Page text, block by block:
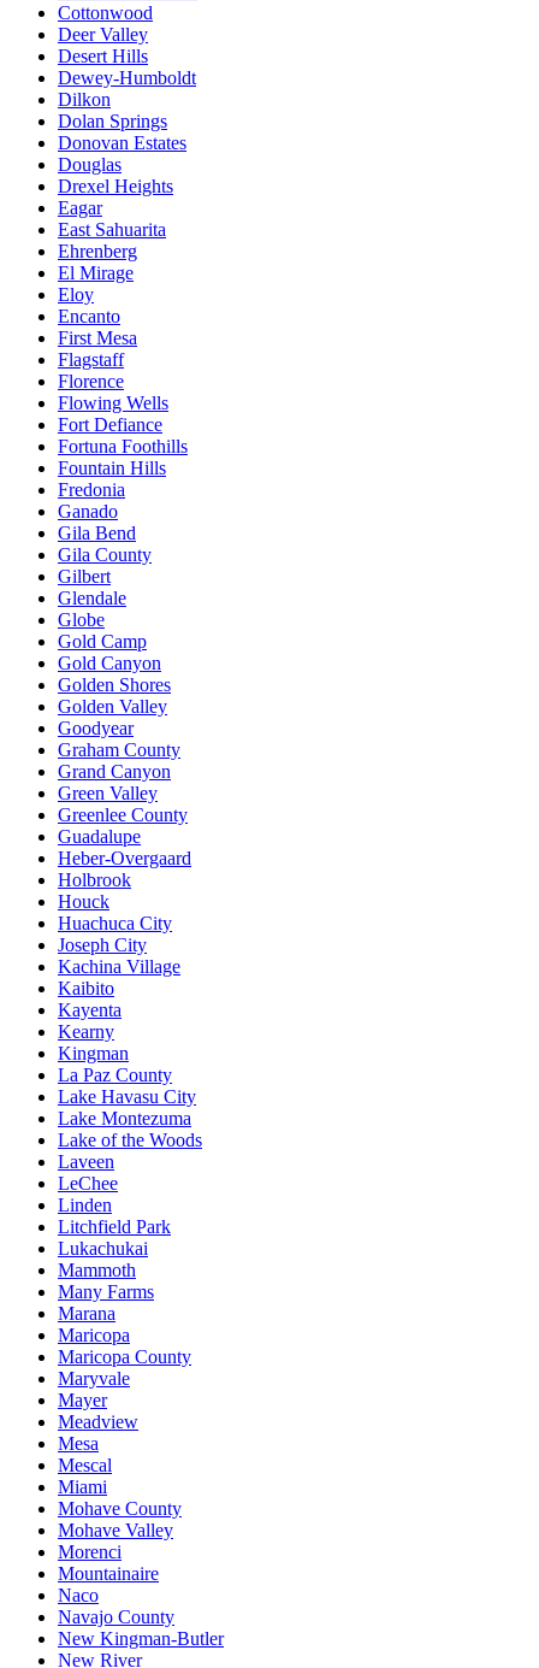
Cottonwood
Deer Valley
Desert Hills
Dewey-Humboldt
Dilkon
Dolan Springs
Donovan Estates
Douglas
Drexel Heights
Eagar
East Sahuarita
Ehrenberg
El Mirage
Eloy
Encanto
First Mesa
Flagstaff
Florence
Flowing Wells
Fort Defiance
Fortuna Foothills
Fountain Hills
Fredonia
Ganado
Gila Bend
Gila County
Gilbert
Glendale
Globe
Gold Camp
Gold Canyon
Golden Shores
Golden Valley
Goodyear
Graham County
Grand Canyon
Green Valley
Greenlee County
Guadalupe
Heber-Overgaard
Holbrook
Houck
Huachuca City
Joseph City
Kachina Village
Kaibito
Kayenta
Kearny
Kingman
La Paz County
Lake Havasu City
Lake Montezuma
Lake of the Woods
Laveen
LeChee
Linden
Litchfield Park
Lukachukai
Mammoth
Many Farms
Marana
Maricopa
Maricopa County
Maryvale
Mayer
Meadview
Mesa
Mescal
Miami
Mohave County
Mohave Valley
Morenci
Mountainaire
Naco
Navajo County
New Kingman-Butler
New River